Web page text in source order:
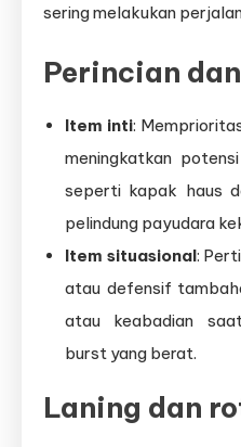
sering melakukan
Perincian
Item inti:
meningkatkan
seperti kapak haus
pelindung payudara
Item situasional:
atau defensif
atau keabadian
burst yang berat.
Laning dan